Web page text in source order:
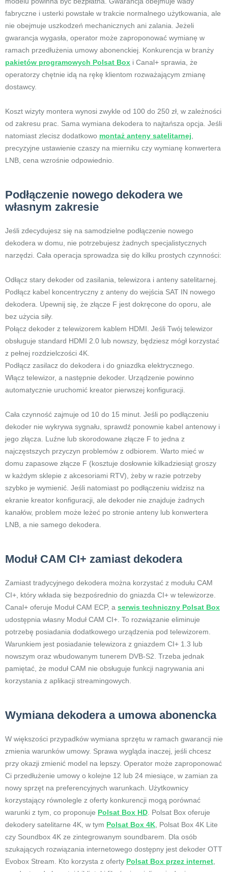
fabryczne i usterki powstałe w trakcie normalnego użytkowania, ale
nie obejmuje uszkodzeń mechanicznych ani zalania. Jeżeli
gwarancja wygasła, operator może zaproponować wymianę w
ramach przedłużenia umowy abonenckiej. Konkurencja w branży
pakietów programowych Polsat Box i Canal+ sprawia, że
operatorzy chętnie idą na rękę klientom rozważającym zmianę
dostawcy.
Koszt wizyty montera wynosi zwykle od 100 do 250 zł, w zależności
od zakresu prac. Sama wymiana dekodera to najtańsza opcja. Jeśli
natomiast zlecisz dodatkowo montaż anteny satelitarnej
precyzyjne ustawienie czaszy na mierniku czy wymianę konwertera
LNB, cena wzrośnie odpowiednio.
Podłączenie nowego dekodera we
własnym zakresie
Jeśli zdecydujesz się na samodzielne podłączenie nowego
dekodera w domu, nie potrzebujesz żadnych specjalistycznych
narzędzi. Cała operacja sprowadza się do kilku prostych czynności:
Odłącz stary dekoder od zasilania, telewizora i anteny satelitarnej.
Podłącz kabel koncentryczny z anteny do wejścia SAT IN nowego
dekodera. Upewnij się, że złącze F jest dokręcone do oporu, ale
bez użycia siły.
Połącz dekoder z telewizorem kablem HDMI. Jeśli Twój telewizor
obsługuje standard HDMI 2.0 lub nowszy, będziesz mógł korzystać
z pełnej rozdzielczości 4K.
Podłącz zasilacz do dekodera i do gniazdka elektrycznego.
Włącz telewizor, a następnie dekoder. Urządzenie powinno
automatycznie uruchomić kreator pierwszej konfiguracji.
Cała czynność zajmuje od 10 do 15 minut. Jeśli po podłączeniu
dekoder nie wykrywa sygnału, sprawdź ponownie kabel antenowy i
jego złącza. Luźne lub skorodowane złącze F to jedna z
najczęstszych przyczyn problemów z odbiorem. Warto mieć w
domu zapasowe złącze F (kosztuje dosłownie kilkadziesiąt groszy
w każdym sklepie z akcesoriami RTV), żeby w razie potrzeby
szybko je wymienić. Jeśli natomiast po podłączeniu widzisz na
ekranie kreator konfiguracji, ale dekoder nie znajduje żadnych
kanałów, problem może leżeć po stronie anteny lub konwertera
LNB, a nie samego dekodera.
Moduł CAM CI+ zamiast dekodera
Zamiast tradycyjnego dekodera można korzystać z modułu CAM
CI+, który wkłada się bezpośrednio do gniazda CI+ w telewizorze.
Canal+ oferuje Moduł CAM ECP, a serwis techniczny Polsat Box
udostępnia własny Moduł CAM CI+. To rozwiązanie eliminuje
potrzebę posiadania dodatkowego urządzenia pod telewizorem.
Warunkiem jest posiadanie telewizora z gniazdem CI+ 1.3 lub
nowszym oraz wbudowanym tunerem DVB-S2. Trzeba jednak
pamiętać, że moduł CAM nie obsługuje funkcji nagrywania ani
korzystania z aplikacji streamingowych.
Wymiana dekodera a umowa abonencka
W większości przypadków wymiana sprzętu w ramach gwarancji nie
zmienia warunków umowy. Sprawa wygląda inaczej, jeśli chcesz
przy okazji zmienić model na lepszy. Operator może zaproponować
Ci przedłużenie umowy o kolejne 12 lub 24 miesiące, w zamian za
nowy sprzęt na preferencyjnych warunkach. Użytkownicy
korzystający równolegle z oferty konkurencji mogą porównać
warunki z tym, co proponuje Polsat Box HD . Polsat Box oferuje
dekodery satelitarne 4K, w tym Polsat Box 4K , Polsat Box 4K Lite
czy Soundbox 4K ze zintegrowanym soundbarem. Dla osób
szukających rozwiązania internetowego dostępny jest dekoder OTT
Evobox Stream. Kto korzysta z oferty Polsat Box przez internet